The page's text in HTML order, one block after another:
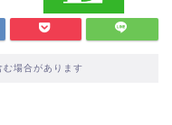
む場合があります